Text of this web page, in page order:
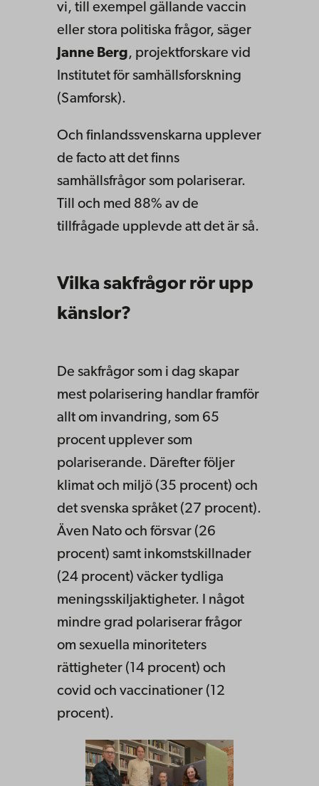
vi, till exempel gällande vaccin
eller stora politiska frågor, säger
Janne Berg, projektforskare vid
Institutet för samhällsforskning
(Samforsk).
Och finlandssvenskarna upplever
de facto att det finns
samhällsfrågor som polariserar.
Till och med 88% av de
tillfrågade upplevde att det är så.
Vilka sakfrågor rör upp
känslor?
De sakfrågor som i dag skapar
mest polarisering handlar framför
allt om invandring, som 65
procent upplever som
polariserande. Därefter följer
klimat och miljö (35 procent) och
det svenska språket (27 procent).
Även Nato och försvar (26
procent) samt inkomstskillnader
(24 procent) väcker tydliga
meningsskiljaktigheter. I något
mindre grad polariserar frågor
om sexuella minoriteters
rättigheter (14 procent) och
covid och vaccinationer (12
procent).